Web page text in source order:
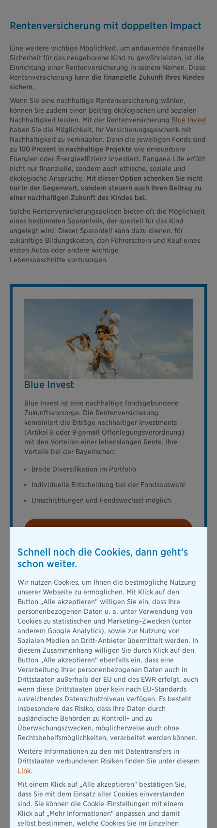
Rentenversicherung mit doppelten Impact
Eine weitere wichtige Möglichkeit, um andauernde finanzielle
Sicherheit für das neugeborene Kind zu gewährleisten, ist die
Einrichtung einer Rentenversicherung in seinem Namen. Diese
Rentenversicherung kann die finanzielle Zukunft Ihres Kindes
sichern.
Wenn Sie eine nachhaltige Rentenversicherung wählen,
können Sie zudem einen Beitrag ökologischen und sozialen
Nachhaltigkeit leisten. Mit der Rentenversicherung Blue Invest
haben Sie die Möglichkeit, Ihr Versicherungsgeschenk mit
Nachhaltigkeit zu verknüpfen. Denn die jeweiligen Fonds sind
zu 100 Prozent in nachhaltige Projekte wie erneuerbare
Energien oder Energieeffizienz investiert. Pangaea Life erfüllt
nicht nur finanzielle, sondern auch ethische, soziale und
ökologische Ansprüche. Mit dieser Option schenken Sie nicht
nur in der Gegenwart, sondern steuern auch Ihren Beitrag zu
einer nachhaltigen Zukunft des Kindes bei.
Solche Rentenversicherungspolicen bieten oft die Möglichkeit
eines bestimmten Sparanteils, der speziell für das Kind
angelegt wird. Dieser Sparanteil kann dazu dienen, für
zukünftige Bildungskosten, den Führerschein und Kauf eines
ersten Autos oder andere wichtige
Lebensabschnitte vorzusorgen.
Blue Invest
Blue Invest ist eine nachhaltige fondsgebundene
Zukunftsvorsorge. Die Rentenversicherung
kombiniert die Erträge nachhaltiger Investments
(Artikel 8 oder 9 gemäß Offenlegungsverordnung)
mit den Vorteilen einer lebenslangen Rente. Ihre
Vorteile bei der Bayerischen:
Breite Diversifikation im Portfolio
Individuelle Entscheidung bei der Fondsauswahl
Umschichtungen und Fondswechsel möglich
Bausparvertrag für den Start in die
Eigenständigkeit des Kindes
Eine weitere überlegenswerte Möglichkeit, um für die Zukunft
des Neugeborenen vorzusorgen, ist die Einrichtung eines
Bausparvertrags. Obwohl ein Bausparvertrag in der Regel
eine langfristige Anlage ist, kann er beispielsweise einesolide
Grundlage für die zukünftige Wohnsituation des Kindes
schaffen.
Ein Bausparvertrag ermöglicht es den Eltern, im Laufe der
Zeit Geld anzusparen, das später für den Kauf eines
Eigenheims oder für andere wichtige Wohnbedürfnisse des
Kindes genutzt werden kann. Dadurch kann das Kind später in
der Lage sein, ohne die wirtschaftlichen Belastungen eines
hohen Hypothekendarlehens in ein eigenes Zuhause zu
ziehen.
Die langfristige Natur eines Bausparvertrags bietet den Eltern
die gute Möglichkeit,sehr frühzeitig finanzielle Ressourcen
aufzubauen , um die Wohnkosten für das Kind in der Zukunft
zu decken. Dieser Ansatz ermöglicht eine finanzielle Planung
auf einen längeren Zeitraum und schafft die Chance, im
Schnell noch die Cookies, dann geht's
schon weiter.
Wir nutzen Cookies, um Ihnen die bestmögliche Nutzung
unserer Webseite zu ermöglichen. Mit Klick auf den
Button „Alle akzeptieren" willigen Sie ein, dass Ihre
personenbezogenen Daten u. a. unter Verwendung von
Cookies zu statistischen und Marketing-Zwecken (unter
anderem Google Analytics), sowie zur Nutzung von
Sozialen Medien an Dritt-Anbieter übermittelt werden. In
diesem Zusammenhang willigen Sie durch Klick auf den
Button „Alle akzeptieren" ebenfalls ein, dass eine
Verarbeitung Ihrer personenbezogenen Daten auch in
Drittstaaten außerhalb der EU und des EWR erfolgt, auch
wenn diese Drittstaaten über kein nach EU-Standards
ausreichendes Datenschutzniveau verfügen. Es besteht
insbesondere das Risiko, dass Ihre Daten durch
ausländische Behörden zu Kontroll- und zu
Überwachungszwecken, möglicherweise auch ohne
Rechtsbehelfsmöglichkeiten, verarbeitet werden können.
Weitere Informationen zu den mit Datentransfers in
Drittstaaten verbundenen Risiken finden Sie unter diesem
Link.
Mit einem Klick auf „Alle akzeptieren" bestätigen Sie,
dass Sie mit dem Einsatz aller Cookies einverstanden
sind. Sie können die Cookie-Einstellungen mit einem
Klick auf „Mehr Informationen" anpassen und damit
selbst bestimmen, welche Cookies Sie im Einzelnen